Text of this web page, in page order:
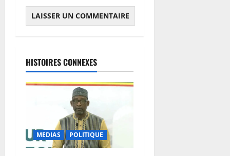
HISTOIRES CONNEXES
MEDIAS POLITIQUE